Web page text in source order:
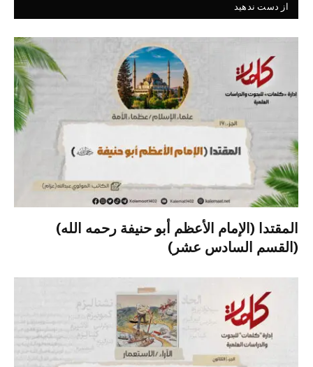
از دست ندهید
المقتدا (الإمام الأعظم أبو حنيفة رحمه الله)
(القسم السادس عشر)